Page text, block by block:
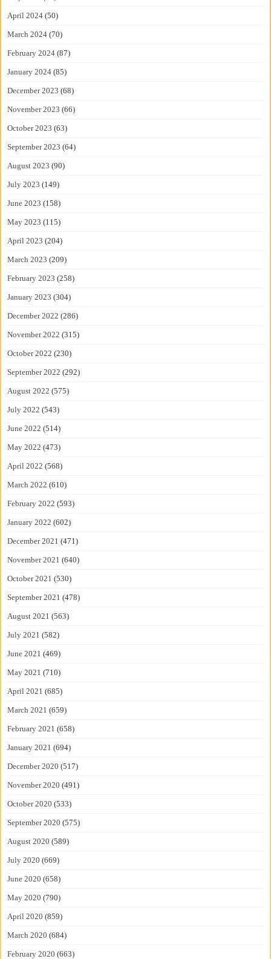
April 2024 (50)
March 2024 (70)
February 2024 (87)
January 2024 (85)
December 2023 (68)
November 2023 (66)
October 2023 (63)
September 2023 (64)
August 2023 (90)
July 2023 (149)
June 2023 (158)
May 2023 (115)
April 2023 (204)
March 2023 (209)
February 2023 (258)
January 2023 (304)
December 2022 (286)
November 2022 (315)
October 2022 (230)
September 2022 (292)
August 2022 (575)
July 2022 (543)
June 2022 (514)
May 2022 (473)
April 2022 (568)
March 2022 (610)
February 2022 (593)
January 2022 (602)
December 2021 (471)
November 2021 (640)
October 2021 (530)
September 2021 (478)
August 2021 (563)
July 2021 (582)
June 2021 (469)
May 2021 (710)
April 2021 (685)
March 2021 (659)
February 2021 (658)
January 2021 (694)
December 2020 (517)
November 2020 (491)
October 2020 (533)
September 2020 (575)
August 2020 (589)
July 2020 (669)
June 2020 (658)
May 2020 (790)
April 2020 (859)
March 2020 (684)
February 2020 (663)